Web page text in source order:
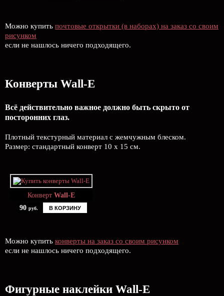
Можно купить почтовые открытки (в наборах) на заказ со своим
рисунком
если не нашлось ничего подходящего.
Конверты Wall-E
Всё действительно важное должно быть скрыто от
посторонних глаз.
Плотный текстурный материал с жемчужным блеском.
Размер: стандартный конверт 10 х 15 см.
Конверт Wall-E
90 руб. В КОРЗИНУ
Можно купить конверты на заказ со своим рисунком
если не нашлось ничего подходящего.
Фигурные наклейки Wall-E